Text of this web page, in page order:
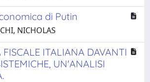
di Putin
NICHOLAS
ITALIANA DAVANTI
UN'ANALISI